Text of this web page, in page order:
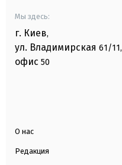
Мы здесь:
г. Киев,
ул. Владимирская 61/11,
офис 50
О нас
Редакция